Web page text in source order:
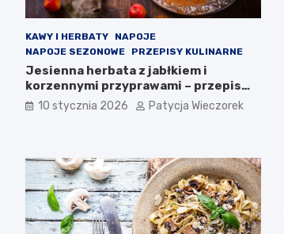
KAWY I HERBATY
NAPOJE
NAPOJE SEZONOWE
PRZEPISY KULINARNE
Jesienna herbata z jabłkiem i
korzennymi przyprawami – przepis
krok po kroku
10 stycznia 2026 Patycja Wieczorek